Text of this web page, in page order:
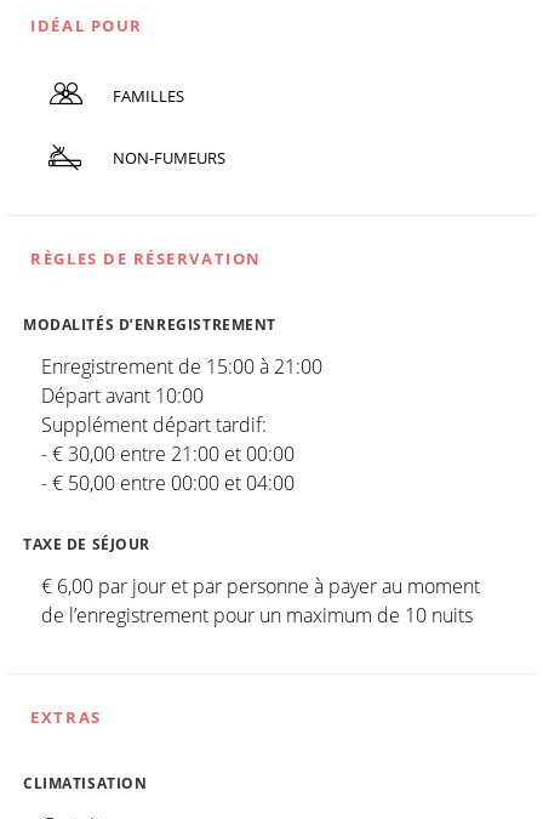
IDÉAL POUR
FAMILLES
NON-FUMEURS
RÈGLES DE RÉSERVATION
MODALITÉS D’ENREGISTREMENT
Enregistrement de 15:00 à 21:00
Départ avant 10:00
Supplément départ tardif:
- € 30,00 entre 21:00 et 00:00
- € 50,00 entre 00:00 et 04:00
TAXE DE SÉJOUR
€ 6,00 par jour et par personne à payer au moment
de l’enregistrement pour un maximum de 10 nuits
EXTRAS
CLIMATISATION